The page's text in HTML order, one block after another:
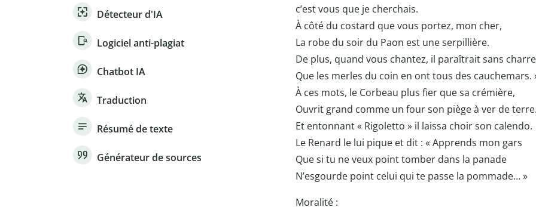
Détecteur d'IA
Logiciel anti-plagiat
Chatbot IA
Traduction
Résumé de texte
Générateur de sources
c’est vous que je cherchais.
À côté du costard que vous portez, mon cher,
La robe du soir du Paon est une serpillière.
De plus, quand vous chantez, il paraîtrait sans charre
Que les merles du coin en ont tous des cauchemars.
À ces mots, le Corbeau plus fier que sa crémière,
Ouvrit grand comme un four son piège à ver de terre.
Et entonnant « Rigoletto » il laissa choir son calendo.
Le Renard le lui pique et dit : « Apprends mon gars
Que si tu ne veux point tomber dans la panade
N’esgourde point celui qui te passe la pommade… »
Moralité :